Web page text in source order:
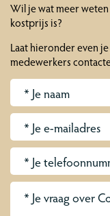
Wil je wat meer
kostprijs is?
Laat hieronder even
medewerkers